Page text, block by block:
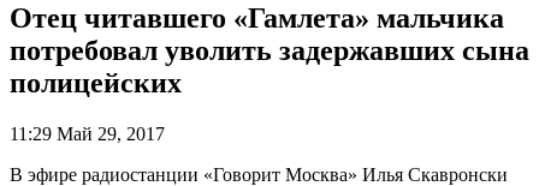
Отец читавшего «Гамлета» мальчика
потребовал уволить задержавших сына
полицейских
11:29 Май 29, 2017
В эфире радиостанции «Говорит Москва» Илья Скавронски